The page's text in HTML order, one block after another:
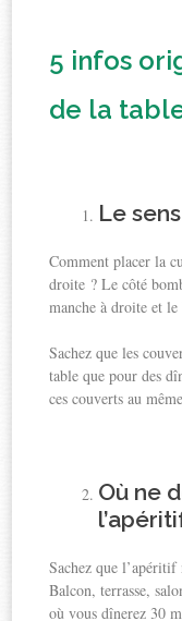
5 infos
de la
Le
Comment placer la
droite ? Le côté
manche à droite et
Sachez que les
table que pour des
ces couverts au
Où ne
Sachez que l’apéritif
Balcon, terrasse,
où vous dînerez 30